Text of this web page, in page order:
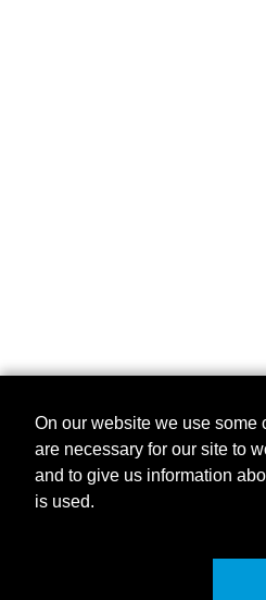
On our website we use some
are necessary for our site to
and to give us information
is used.